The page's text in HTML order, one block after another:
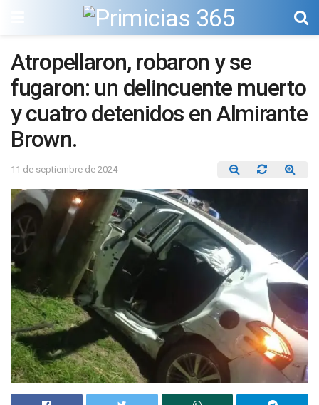
Atropellaron, robaron y se
fugaron: un delincuente muerto
y cuatro detenidos en Almirante
Brown.
11 de septiembre de 2024